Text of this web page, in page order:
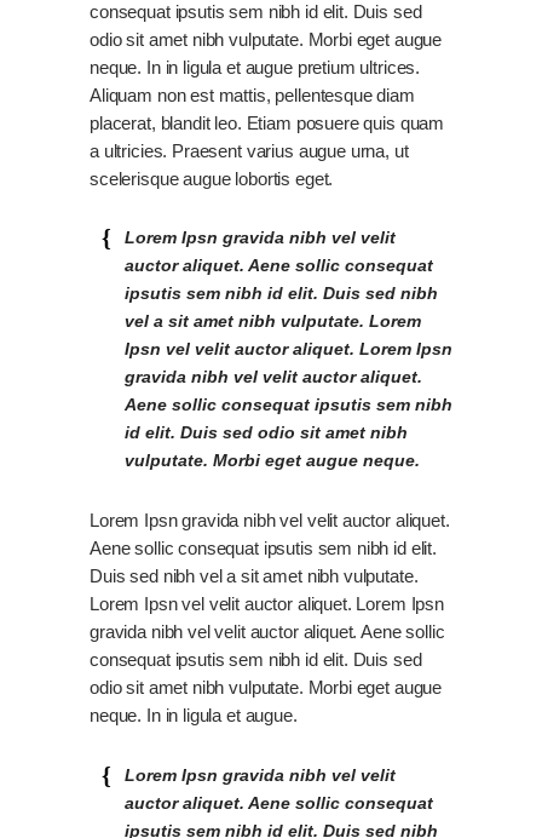
consequat ipsutis sem nibh id elit. Duis sed
odio sit amet nibh vulputate. Morbi eget augue
neque. In in ligula et augue pretium ultrices.
Aliquam non est mattis, pellentesque diam
placerat, blandit leo. Etiam posuere quis quam
a ultricies. Praesent varius augue urna, ut
scelerisque augue lobortis eget.
Lorem Ipsn gravida nibh vel velit
auctor aliquet. Aene sollic consequat
ipsutis sem nibh id elit. Duis sed nibh
vel a sit amet nibh vulputate. Lorem
Ipsn vel velit auctor aliquet. Lorem Ipsn
gravida nibh vel velit auctor aliquet.
Aene sollic consequat ipsutis sem nibh
id elit. Duis sed odio sit amet nibh
vulputate. Morbi eget augue neque.
Lorem Ipsn gravida nibh vel velit auctor aliquet.
Aene sollic consequat ipsutis sem nibh id elit.
Duis sed nibh vel a sit amet nibh vulputate.
Lorem Ipsn vel velit auctor aliquet. Lorem Ipsn
gravida nibh vel velit auctor aliquet. Aene sollic
consequat ipsutis sem nibh id elit. Duis sed
odio sit amet nibh vulputate. Morbi eget augue
neque. In in ligula et augue.
Lorem Ipsn gravida nibh vel velit
auctor aliquet. Aene sollic consequat
ipsutis sem nibh id elit. Duis sed nibh